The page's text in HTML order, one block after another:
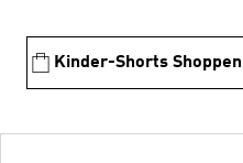
Kinder-Shorts Shoppen